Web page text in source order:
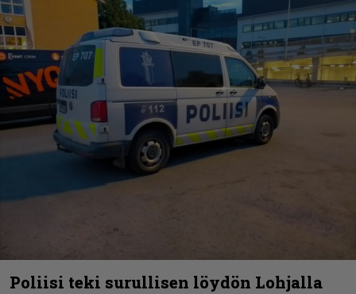
Poliisi teki surullisen löydön Lohjalla